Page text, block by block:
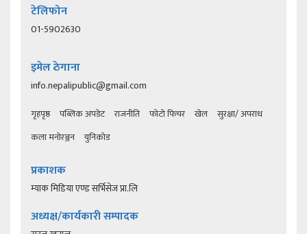
टेलिफोन
01-5902630
इमेल ठेगाना
info.nepalipublic@gmail.com
गृहपृष्ठ पब्लिक अपडेट राजनीति फोटो फिचर खेल
सुरक्षा/ अपराध
कला मनोरञ्जन
युनिकोड
प्रकाशक
म्याक मिडिया एण्ड सर्भिसेज प्रा.लि
अध्यक्ष/कार्यकारी सम्पादक